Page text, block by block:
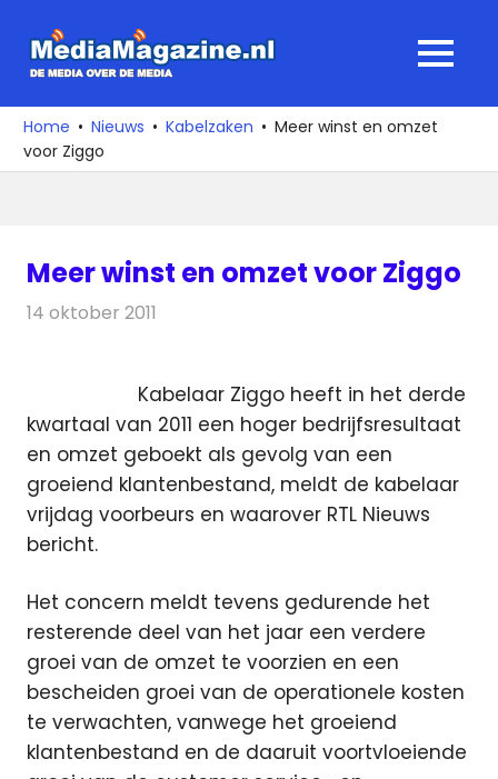
naar
media
over
de
MENU
Home Nieuws Kabelzaken
Meer winst en omzet
voor Ziggo
Meer winst en omzet voor Ziggo
14 oktober 2011
Kabelaar Ziggo heeft in het derde
kwartaal van 2011 een hoger bedrijfsresultaat
en omzet geboekt als gevolg van een
groeiend klantenbestand, meldt de kabelaar
vrijdag voorbeurs en waarover RTL Nieuws
bericht.
Het concern meldt tevens gedurende het
resterende deel van het jaar een verdere
groei van de omzet te voorzien en een
bescheiden groei van de operationele kosten
te verwachten, vanwege het groeiend
klantenbestand en de daaruit voortvloeiende